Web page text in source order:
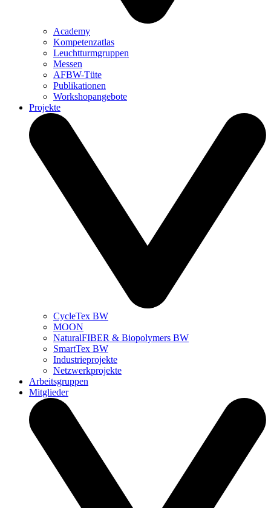
Academy
Kompetenzatlas
Leuchtturm­gruppen
Messen
AFBW-Tüte
Publikationen
Workshopangebote
Projekte
CycleTex BW
MOON
NaturalFIBER & Biopolymers BW
SmartTex BW
Industrieprojekte
Netzwerkprojekte
Arbeitsgruppen
Mitglieder